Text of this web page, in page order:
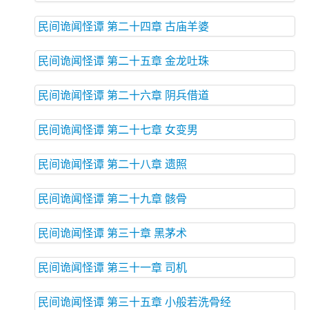
民间诡闻怪谭 第二十四章 古庙羊婆
民间诡闻怪谭 第二十五章 金龙吐珠
民间诡闻怪谭 第二十六章 阴兵借道
民间诡闻怪谭 第二十七章 女变男
民间诡闻怪谭 第二十八章 遗照
民间诡闻怪谭 第二十九章 骸骨
民间诡闻怪谭 第三十章 黑茅术
民间诡闻怪谭 第三十一章 司机
民间诡闻怪谭 第三十五章 小般若洗骨经